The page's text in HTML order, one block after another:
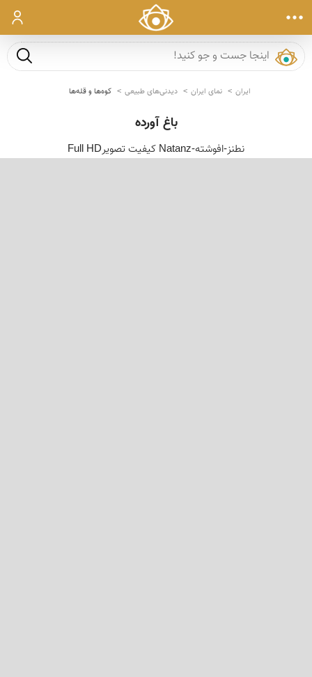
ورود
جست و
ایران نمای ایران دیدنی‌های طبیعی کوه‌ها و قله‌ها
باغ آورده
نطنز-افوشته-Natanz کیفیت تصویرFull HD